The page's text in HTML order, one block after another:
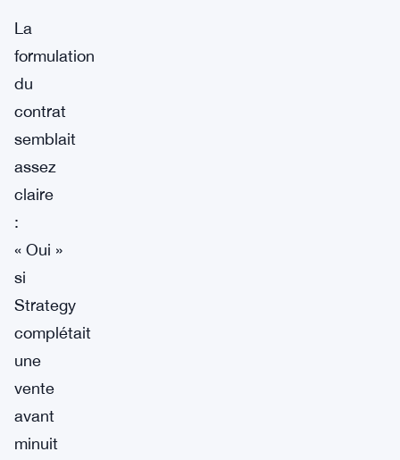
La
formulation
du
contrat
semblait
assez
claire
:
« Oui »
si
Strategy
complétait
une
vente
avant
minuit